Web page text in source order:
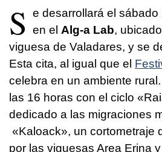
S
e desarrollará el
en el Alg-a Lab,
viguesa de Valadares, y se
Esta cita, al igual que el
celebra en un ambiente
las 16 horas con el ciclo
dedicado a las migraciones
«Kaloack», un cortometraje
por las viguesas Area Erina